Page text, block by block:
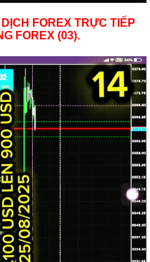
FOREX TRỰC TIẾP
FOREX (03).